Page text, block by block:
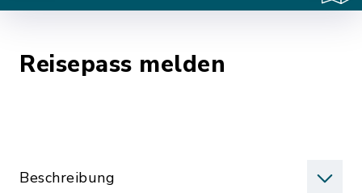
Reisepass melden
Beschreibung